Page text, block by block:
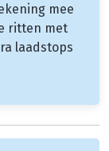
mee
ritten met
laadstops